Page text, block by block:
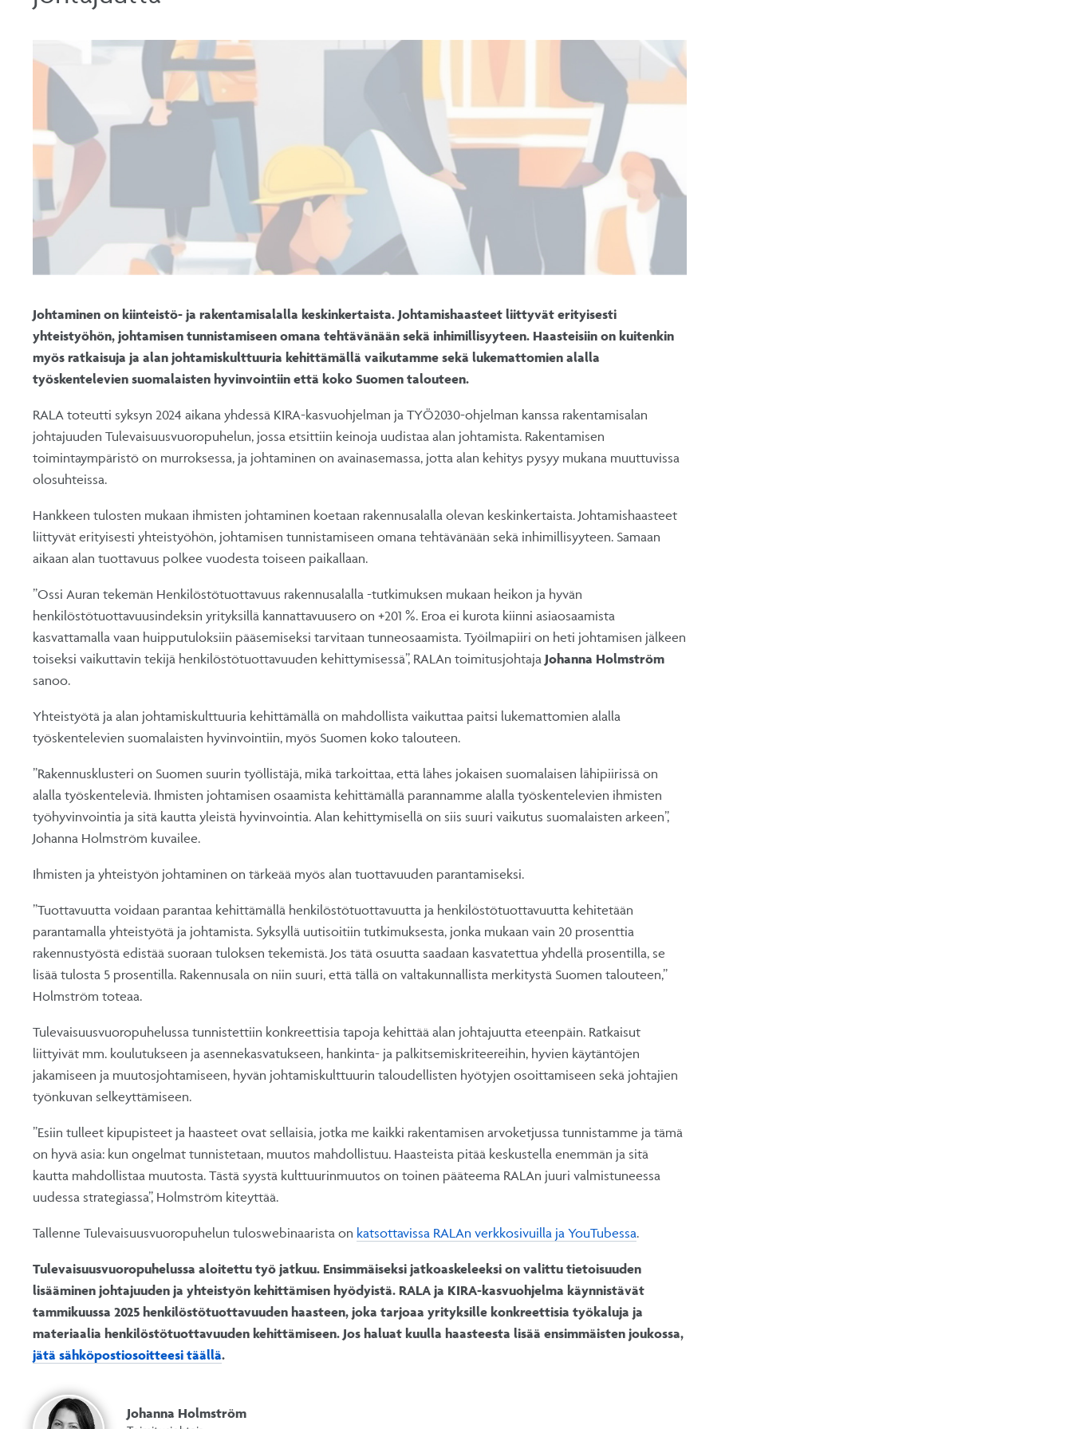
Johtaminen on kiinteistö- ja rakentamisalalla keskinkertaista. Johtamishaasteet liittyvät erityisesti
yhteistyöhön, johtamisen tunnistamiseen omana tehtävänään sekä inhimillisyyteen. Haasteisiin on kuitenkin
myös ratkaisuja ja alan johtamiskulttuuria kehittämällä vaikutamme sekä lukemattomien alalla
työskentelevien suomalaisten hyvinvointiin että koko Suomen talouteen.
RALA toteutti syksyn 2024 aikana yhdessä KIRA-kasvuohjelman ja TYÖ2030-ohjelman kanssa rakentamisalan
johtajuuden Tulevaisuusvuoropuhelun, jossa etsittiin keinoja uudistaa alan johtamista. Rakentamisen
toimintaympäristö on murroksessa, ja johtaminen on avainasemassa, jotta alan kehitys pysyy mukana muuttuvissa
olosuhteissa.
Hankkeen tulosten mukaan ihmisten johtaminen koetaan rakennusalalla olevan keskinkertaista. Johtamishaasteet
liittyvät erityisesti yhteistyöhön, johtamisen tunnistamiseen omana tehtävänään sekä inhimillisyyteen. Samaan
aikaan alan tuottavuus polkee vuodesta toiseen paikallaan.
”Ossi Auran tekemän Henkilöstötuottavuus rakennusalalla -tutkimuksen mukaan heikon ja hyvän
henkilöstötuottavuusindeksin yrityksillä kannattavuusero on +201 %. Eroa ei kurota kiinni asiaosaamista
kasvattamalla vaan huipputuloksiin pääsemiseksi tarvitaan tunneosaamista. Työilmapiiri on heti johtamisen jälkeen
toiseksi vaikuttavin tekijä henkilöstötuottavuuden kehittymisessä”, RALAn toimitusjohtaja Johanna Holmström
sanoo.
Yhteistyötä ja alan johtamiskulttuuria kehittämällä on mahdollista vaikuttaa paitsi lukemattomien alalla
työskentelevien suomalaisten hyvinvointiin, myös Suomen koko talouteen.
”Rakennusklusteri on Suomen suurin työllistäjä, mikä tarkoittaa, että lähes jokaisen suomalaisen lähipiirissä on
alalla työskenteleviä. Ihmisten johtamisen osaamista kehittämällä parannamme alalla työskentelevien ihmisten
työhyvinvointia ja sitä kautta yleistä hyvinvointia. Alan kehittymisellä on siis suuri vaikutus suomalaisten arkeen”,
Johanna Holmström kuvailee.
Ihmisten ja yhteistyön johtaminen on tärkeää myös alan tuottavuuden parantamiseksi.
”Tuottavuutta voidaan parantaa kehittämällä henkilöstötuottavuutta ja henkilöstötuottavuutta kehitetään
parantamalla yhteistyötä ja johtamista. Syksyllä uutisoitiin tutkimuksesta, jonka mukaan vain 20 prosenttia
rakennustyöstä edistää suoraan tuloksen tekemistä. Jos tätä osuutta saadaan kasvatettua yhdellä prosentilla, se
lisää tulosta 5 prosentilla. Rakennusala on niin suuri, että tällä on valtakunnallista merkitystä Suomen talouteen,”
Holmström toteaa.
Tulevaisuusvuoropuhelussa tunnistettiin konkreettisia tapoja kehittää alan johtajuutta eteenpäin. Ratkaisut
liittyivät mm. koulutukseen ja asennekasvatukseen, hankinta- ja palkitsemiskriteereihin, hyvien käytäntöjen
jakamiseen ja muutosjohtamiseen, hyvän johtamiskulttuurin taloudellisten hyötyjen osoittamiseen sekä johtajien
työnkuvan selkeyttämiseen.
”Esiin tulleet kipupisteet ja haasteet ovat sellaisia, jotka me kaikki rakentamisen arvoketjussa tunnistamme ja tämä
on hyvä asia: kun ongelmat tunnistetaan, muutos mahdollistuu. Haasteista pitää keskustella enemmän ja sitä
kautta mahdollistaa muutosta. Tästä syystä kulttuurinmuutos on toinen pääteema RALAn juuri valmistuneessa
uudessa strategiassa”, Holmström kiteyttää.
Tallenne Tulevaisuusvuoropuhelun tuloswebinaarista on katsottavissa RALAn verkkosivuilla ja YouTubessa.
Tulevaisuusvuoropuhelussa aloitettu työ jatkuu. Ensimmäiseksi jatkoaskeleeksi on valittu tietoisuuden
lisääminen johtajuuden ja yhteistyön kehittämisen hyödyistä. RALA ja KIRA-kasvuohjelma käynnistävät
tammikuussa 2025 henkilöstötuottavuuden haasteen, joka tarjoaa yrityksille konkreettisia työkaluja ja
materiaalia henkilöstötuottavuuden kehittämiseen. Jos haluat kuulla haasteesta lisää ensimmäisten joukossa,
jätä sähköpostiosoitteesi täällä.
Johanna Holmström